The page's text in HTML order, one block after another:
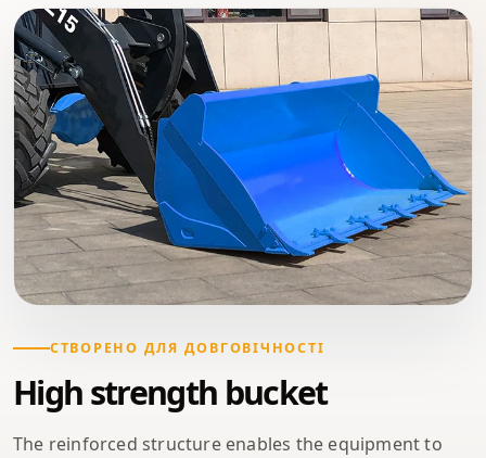
СТВОРЕНО ДЛЯ ДОВГОВІЧНОСТІ
High strength bucket
The reinforced structure enables the equipment to